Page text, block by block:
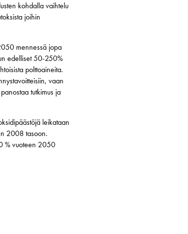
kohdalla vaihtelu
joihin
mennessä jopa
edelliset 50-250%
polttoaineita.
vaan
tutkimus ja
leikataan
2008 tasoon.
% vuoteen 2050